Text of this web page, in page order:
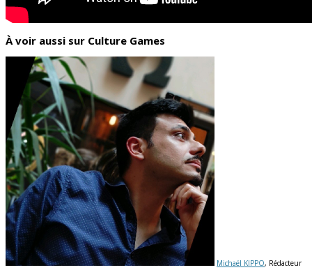
À voir aussi sur Culture Games
Michaël KIPPO, Rédacteur